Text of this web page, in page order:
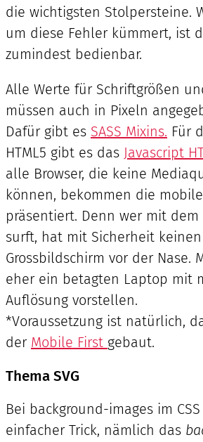
die wichtigsten Stolpersteine.
um diese Fehler kümmert, ist
zumindest bedienbar.
Alle Werte für Schriftgrößen
müssen auch in Pixeln
Dafür gibt es SASS Mixins. Für
HTML5 gibt es das Javascript
alle Browser, die keine
können, bekommen die
präsentiert. Denn wer mit
surft, hat mit Sicherheit
Grossbildschirm vor der Nase.
eher ein betagten Laptop mit
Auflösung vorstellen.
*Voraussetzung ist natürlich,
der Mobile First gebaut.
Thema SVG
Bei background-images im
einfacher Trick, nämlich das